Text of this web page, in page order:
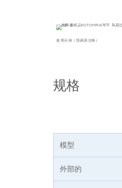
使用示例（简易清洁舱）
规格
模型
外部的